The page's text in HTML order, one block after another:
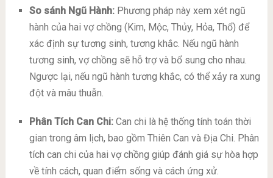
So sánh Ngũ Hành:Phương pháp này xem xét ngũ
hành của hai vợ chồng (Kim, Mộc, Thủy, Hỏa, Thổ) để
xác định sự tương sinh, tương khắc. Nếu ngũ hành
tương sinh, vợ chồng sẽ hỗ trợ và bổ sung cho nhau.
Ngược lại, nếu ngũ hành tương khắc, có thể xảy ra xung
đột và mâu thuẫn.
Phân Tích Can Chi:Can chi là hệ thống tính toán thời
gian trong âm lịch, bao gồm Thiên Can và Địa Chi. Phân
tích can chi của hai vợ chồng giúp đánh giá sự hòa hợp
về tính cách, quan điểm sống và cách ứng xử.